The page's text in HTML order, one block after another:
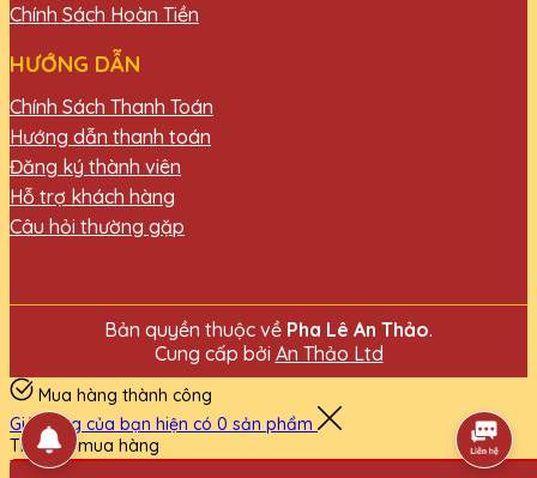
Chính Sách Hoàn Tiền
HƯỚNG DẪN
Chính Sách Thanh Toán
Hướng dẫn thanh toán
Đăng ký thành viên
Hỗ trợ khách hàng
Câu hỏi thường gặp
Bản quyền thuộc về Pha Lê An Thảo.
Cung cấp bởi An Thảo Ltd
Mua hàng thành công
Giỏ hàng của bạn hiện có 0 sản phẩm
Tiếp tục mua hàng
Thanh toán ngay